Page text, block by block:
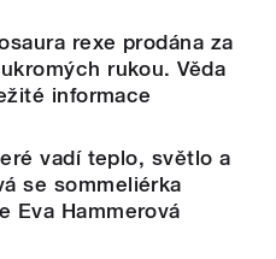
rexe prodána za
rukou. Věda
informace
vadí teplo, světlo a
se sommeliérka
Eva Hammerová